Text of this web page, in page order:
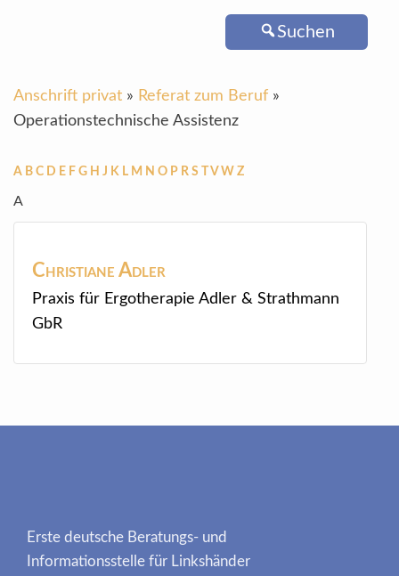
Suchen
Anschrift privat » Referat zum Beruf »
Operationstechnische Assistenz
A B C D E F G H J K L M N O P R S V W Z
A
Christiane Adler
Praxis für Ergotherapie Adler & Strathmann
GbR
Erste deutsche Beratungs- und
Informationsstelle für Linkshänder